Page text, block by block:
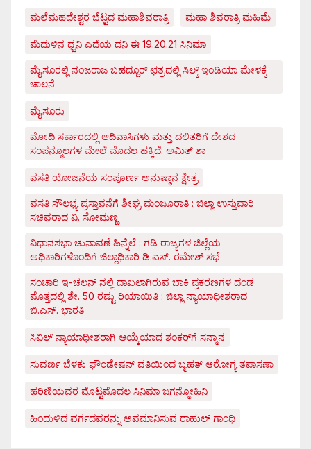
ಮಲೆಮಹದೇಶ್ವರ ಬೆಟ್ಟದ ಮಹಾಶಿವರಾತ್ರಿ ಮಹಾ ಶಿವರಾತ್ರಿ ಮಹಿಮೆ
ಮೆದುಳಿನ ಧ್ವನಿ ಎದೆಯ ದನಿ ಈ 19.20.21 ಸಿನಿಮಾ
ಮೈಸೂರಲ್ಲಿ ನಂಜರಾಜ ಬಹದ್ದೂರ್ ಛತ್ರದಲ್ಲಿ ಸಿಲ್ಕ್ ಇಂಡಿಯಾ ಮೇಳಕ್ಕೆ
ಚಾಲನೆ
ಮೈಸೂರು
ಮೋದಿ ಸರ್ಕಾರದಲ್ಲಿ ಆದಿವಾಸಿಗಳು ಮತ್ತು ದಲಿತರಿಗೆ ದೇಶದ
ಸಂಪನ್ಮೂಲಗಳ ಮೇಲೆ ಮೊದಲ ಹಕ್ಕಿದೆ: ಅಮಿತ್ ಶಾ
ವಸತಿ ಯೋಜನೆಯ ಸಂಪೂರ್ಣ ಅನುಷ್ಠಾನ ಕ್ಷೇತ್ರ
ವಸತಿ ಸೌಲಭ್ಯ ಪ್ರಸ್ತಾವನೆಗೆ ಶೀಘ್ರ ಮಂಜೂರಾತಿ : ಜಿಲ್ಲಾ ಉಸ್ತುವಾರಿ
ಸಚಿವರಾದ ವಿ. ಸೋಮಣ್ಣ
ವಿಧಾನಸಭಾ ಚುನಾವಣೆ ಹಿನ್ನೆಲೆ : ಗಡಿ ರಾಜ್ಯಗಳ ಜಿಲ್ಲೆಯ
ಅಧಿಕಾರಿಗಳೊಂದಿಗೆ ಜಿಲ್ಲಾಧಿಕಾರಿ ಡಿ.ಎಸ್. ರಮೇಶ್ ಸಭೆ
ಸಂಚಾರಿ ಇ-ಚಲನ್ ನಲ್ಲಿ ದಾಖಲಾಗಿರುವ ಬಾಕಿ ಪ್ರಕರಣಗಳ ದಂಡ
ಮೊತ್ತದಲ್ಲಿ ಶೇ. 50 ರಷ್ಟು ರಿಯಾಯಿತಿ : ಜಿಲ್ಲಾ ನ್ಯಾಯಾಧೀಶರಾದ
ಬಿ.ಎಸ್. ಭಾರತಿ
ಸಿವಿಲ್ ನ್ಯಾಯಾಧೀಶರಾಗಿ ಆಯ್ಕೆಯಾದ ಶಂಕರ್‌ಗೆ ಸನ್ಮಾನ
ಸುವರ್ಣ ಬೆಳಕು ಫೌಂಡೇಷನ್ ವತಿಯಿಂದ ಬೃಹತ್ ಆರೋಗ್ಯ ತಪಾಸಣಾ
ಹರಿಣಿಯವರ ಮೊಟ್ಟಮೊದಲ ಸಿನಿಮಾ ಜಗನ್ಮೋಹಿನಿ
ಹಿಂದುಳಿದ ವರ್ಗದವರನ್ನು ಅವಮಾನಿಸುವ ರಾಹುಲ್ ಗಾಂಧಿ